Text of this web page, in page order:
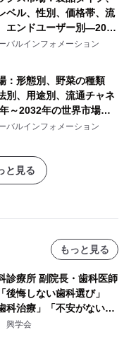
ベル、性別、価格帯、流
エンドユーザー別―2026
世界市場予測
バルインフォメーション
：形態別、野菜の種類
別、用途別、流通チャネ
～2032年の世界市場予
バルインフォメーション
と見る
もっと見る
診療所 副院長・歯科医師
後悔しない歯科選び」
科治療」「不安がない治
ーマに専門監修
興学会